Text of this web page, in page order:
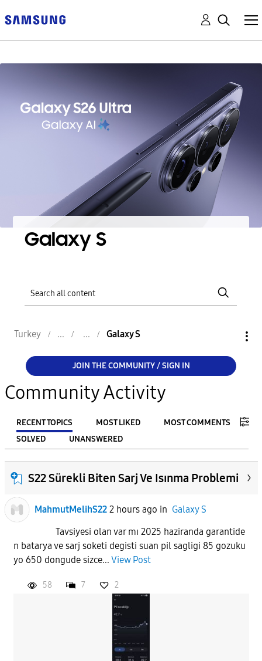
Galaxy S
Turkey Galaxy S
JOIN THE COMMUNITY / SIGN IN
Community Activity
RECENT TOPICS MOST LIKED
MOST COMMENTS
SOLVED
UNANSWERED
FILTER:
From
To
S22 Sürekli Biten Sarj Ve Isınma Problemi
MahmutMelihS22 2 hours ago in Galaxy S
Tavsiyesi olan var mı 2025 haziranda garantide
n batarya ve sarj soketi degisti suan pil sagligi 85 gozuku
yo 650 dongude sizce... View Post
58 7 2